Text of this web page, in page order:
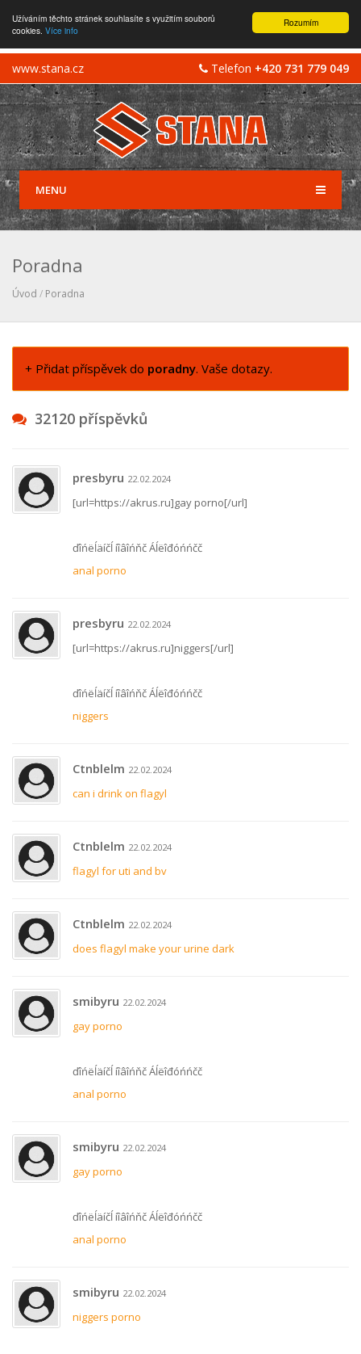
Rozumím
Užíváním těchto stránek souhlasíte s využitím souborů
cookies. Více info
Telefon +420 731 779 049
www.stana.cz
MENU
Poradna
Úvod / Poradna
+ Přidat příspěvek do poradny. Vaše dotazy.
32120 příspěvků
presbyru 22.02.2024
[url=https://akrus.ru]gay porno[/url]
ďîńëĺäíčĺ íîâîńňč Áĺëîđóńńčč
anal porno
presbyru 22.02.2024
[url=https://akrus.ru]niggers[/url]
ďîńëĺäíčĺ íîâîńňč Áĺëîđóńńčč
niggers
Ctnblelm 22.02.2024
can i drink on flagyl
Ctnblelm 22.02.2024
flagyl for uti and bv
Ctnblelm 22.02.2024
does flagyl make your urine dark
smibyru 22.02.2024
gay porno
ďîńëĺäíčĺ íîâîńňč Áĺëîđóńńčč
anal porno
smibyru 22.02.2024
gay porno
ďîńëĺäíčĺ íîâîńňč Áĺëîđóńńčč
anal porno
smibyru 22.02.2024
niggers porno